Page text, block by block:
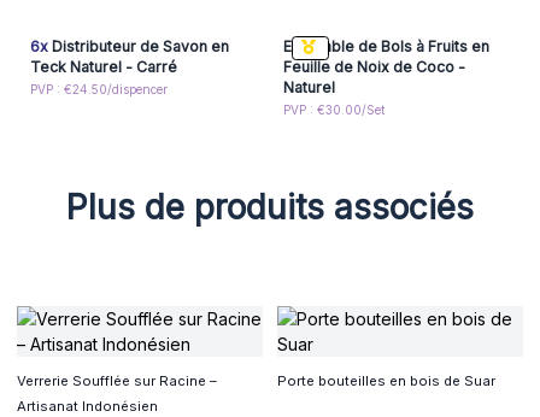
6xDistributeur de Savon en
Teck Naturel - Carré
PVP : €24.50/dispencer
Ensemble de Bols à Fruits en
Feuille de Noix de Coco -
Naturel
PVP : €30.00/Set
Plus de produits associés
Verrerie Soufflée sur Racine –
Artisanat Indonésien
Porte bouteilles en bois de Suar